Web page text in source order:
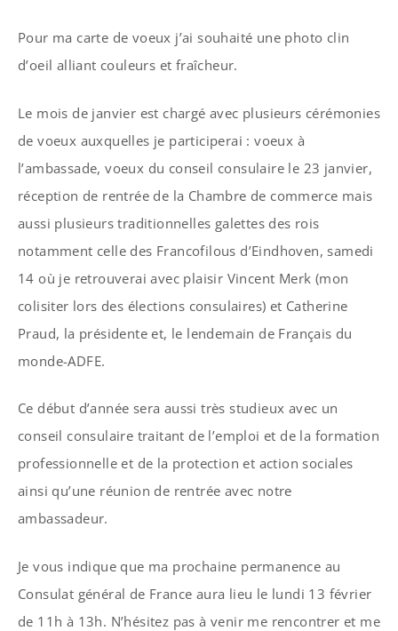
Pour ma carte de voeux j’ai souhaité une photo clin
d’oeil alliant couleurs et fraîcheur.
Le mois de janvier est chargé avec plusieurs cérémonies
de voeux auxquelles je participerai : voeux à
l’ambassade, voeux du conseil consulaire le 23 janvier,
réception de rentrée de la Chambre de commerce mais
aussi plusieurs traditionnelles galettes des rois
notamment celle des Francofilous d’Eindhoven, samedi
14 où je retrouverai avec plaisir Vincent Merk (mon
colisiter lors des élections consulaires) et Catherine
Praud, la présidente et, le lendemain de Français du
monde-ADFE.
Ce début d’année sera aussi très studieux avec un
conseil consulaire traitant de l’emploi et de la formation
professionnelle et de la protection et action sociales
ainsi qu’une réunion de rentrée avec notre
ambassadeur.
Je vous indique que ma prochaine permanence au
Consulat général de France aura lieu le lundi 13 février
de 11h à 13h. N’hésitez pas à venir me rencontrer et me